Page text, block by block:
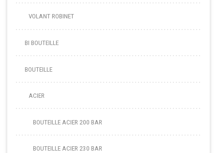
VOLANT ROBINET
BI BOUTEILLE
BOUTEILLE
ACIER
BOUTEILLE ACIER 200 BAR
BOUTEILLE ACIER 230 BAR